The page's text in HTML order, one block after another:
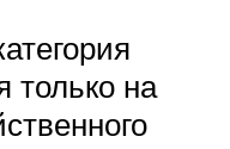
только на